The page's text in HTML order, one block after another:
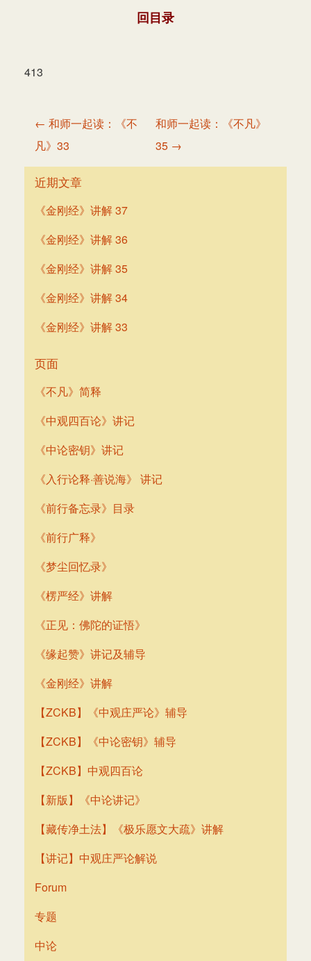
回目录
413
文
章
导
航
← 和师一起读：《不
凡》33
和师一起读：《不凡》
35 →
近期文章
《金刚经》讲解 37
《金刚经》讲解 36
《金刚经》讲解 35
《金刚经》讲解 34
《金刚经》讲解 33
页面
《不凡》简释
《中观四百论》讲记
《中论密钥》讲记
《入行论释·善说海》 讲记
《前行备忘录》目录
《前行广释》
《梦尘回忆录》
《楞严经》讲解
《正见：佛陀的证悟》
《缘起赞》讲记及辅导
《金刚经》讲解
【ZCKB】《中观庄严论》辅导
【ZCKB】《中论密钥》辅导
【ZCKB】中观四百论
【新版】《中论讲记》
【藏传净土法】《极乐愿文大疏》讲解
【讲记】中观庄严论解说
Forum
专题
中论